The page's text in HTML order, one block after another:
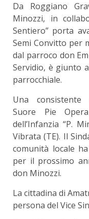
Da Roggiano
Minozzi, in
Sentiero” porta
Semi Convitto per
dal parroco don
Servidio, è giunto
parrocchiale.
Una consistente
Suore Pie
dell’Infanzia “P.
Vibrata (TE). Il
comunità locale
per il prossimo
don Minozzi.
La cittadina di
persona del Vice